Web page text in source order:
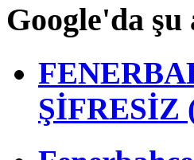
Google'da
ŞİFRESİZ